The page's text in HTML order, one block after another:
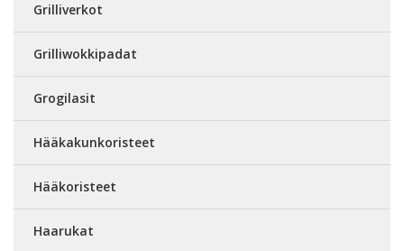
Grilliverkot
Grilliwokkipadat
Grogilasit
Hääkakunkoristeet
Hääkoristeet
Haarukat